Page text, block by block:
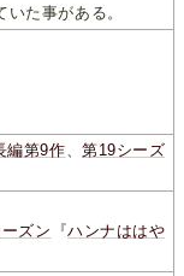
いた事がある。
編第9作 、第19シーズ
ズン 『ハンナははや